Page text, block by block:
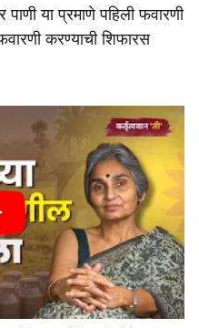
या प्रमाणे पहिली फवारणी
करण्याची शिफारस